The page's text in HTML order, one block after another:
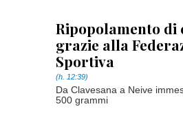
Ripopolamento di
grazie alla
Sportiva
(h. 12:39)
Da Clavesana a Neive
500 grammi